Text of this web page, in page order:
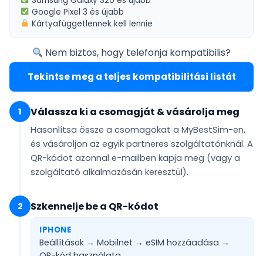
Google Pixel 3 és újabb
Kártyafüggetlennek kell lennie
Nem biztos, hogy telefonja kompatibilis?
Tekintse meg a teljes kompatibilitási listát
1 Válassza ki a csomagját & vásárolja meg
Hasonlítsa össze a csomagokat a MyBestSim-en,
és vásároljon az egyik partneres szolgáltatónknál. A
QR-kódot azonnal e-mailben kapja meg (vagy a
szolgáltató alkalmazásán keresztül).
2 Szkennelje be a QR-kódot
IPHONE
Beállítások → Mobilnet → eSIM hozzáadása →